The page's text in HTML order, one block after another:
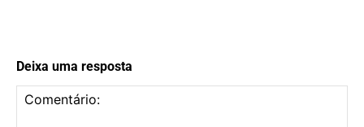
Deixa uma resposta